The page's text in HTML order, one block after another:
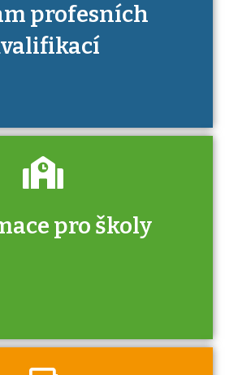
profesních
pro školy
přihlásit ke zkoušce a kde